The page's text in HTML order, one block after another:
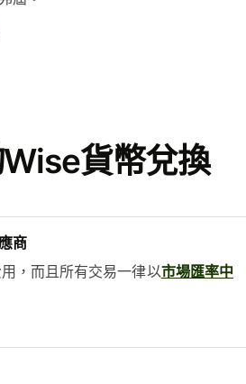
貨幣兌換
商
，而且所有交易一律以市場匯率中